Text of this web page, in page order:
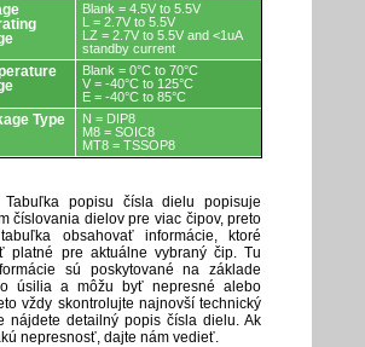
Blank = 4.5V to 5.5V
L = 2.7V to 5.5V
LZ = 2.7V to 5.5V and <1uA
standby current
Blank = 0°C to 70°C
V = -40°C to 125°C
E = -40°C to 85°C
Type
N = DIP8
M8 = SOIC8
MT8 = TSSOP8
Tabuľka popisu čísla dielu popisuje
číslovania dielov pre viac čipov, preto
obsahovať informácie, ktoré
platné pre aktuálne vybraný čip. Tu
sú poskytované na základe
úsilia a môžu byť nepresné alebo
vždy skontrolujte najnovší technický
nájdete detailný popis čísla dielu. Ak
nepresnosť, dajte nám vedieť.